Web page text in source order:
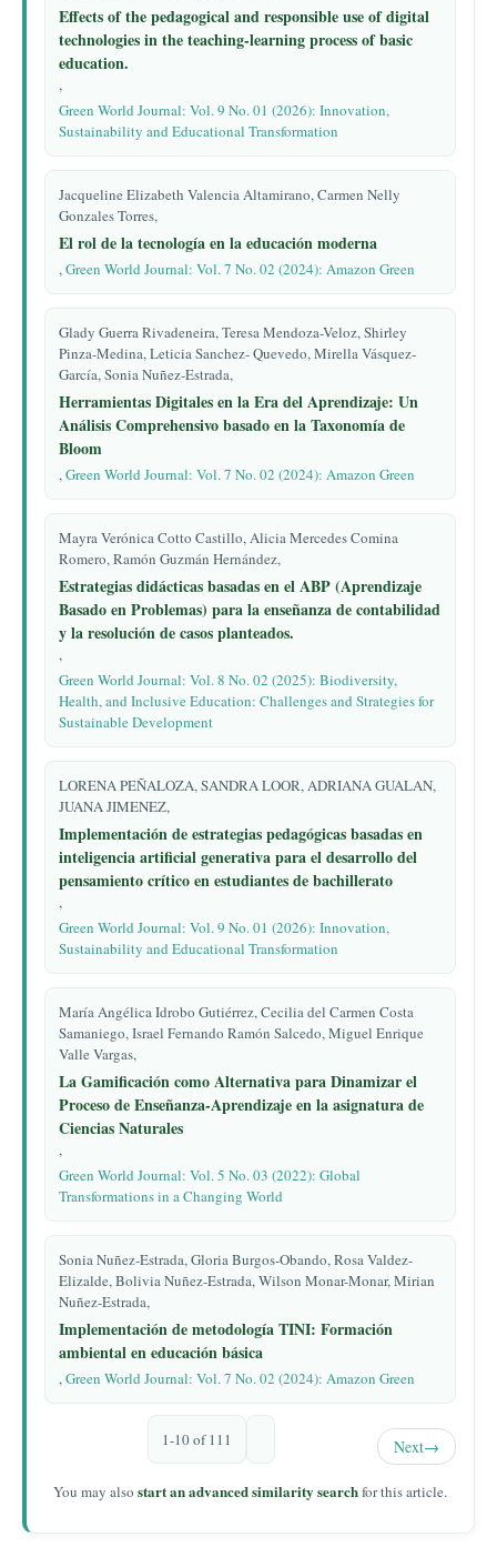
Effects of the pedagogical and responsible use of digital
technologies in the teaching-learning process of basic
education.
,
Green World Journal: Vol. 9 No. 01 (2026): Innovation,
Sustainability and Educational Transformation
Jacqueline Elizabeth Valencia Altamirano, Carmen Nelly
Gonzales Torres,
El rol de la tecnología en la educación moderna
,Green World Journal: Vol. 7 No. 02 (2024): Amazon Green
Glady Guerra Rivadeneira, Teresa Mendoza-Veloz, Shirley
Pinza-Medina, Leticia Sanchez- Quevedo, Mirella Vásquez-
García, Sonia Nuñez-Estrada,
Herramientas Digitales en la Era del Aprendizaje: Un
Análisis Comprehensivo basado en la Taxonomía de
Bloom
,Green World Journal: Vol. 7 No. 02 (2024): Amazon Green
Mayra Verónica Cotto Castillo, Alicia Mercedes Comina
Romero, Ramón Guzmán Hernández,
Estrategias didácticas basadas en el ABP (Aprendizaje
Basado en Problemas) para la enseñanza de contabilidad
y la resolución de casos planteados.
,
Green World Journal: Vol. 8 No. 02 (2025): Biodiversity,
Health, and Inclusive Education: Challenges and Strategies for
Sustainable Development
LORENA PEÑALOZA, SANDRA LOOR, ADRIANA GUALAN,
JUANA JIMENEZ,
Implementación de estrategias pedagógicas basadas en
inteligencia artificial generativa para el desarrollo del
pensamiento crítico en estudiantes de bachillerato
,
Green World Journal: Vol. 9 No. 01 (2026): Innovation,
Sustainability and Educational Transformation
María Angélica Idrobo Gutiérrez, Cecilia del Carmen Costa
Samaniego, Israel Fernando Ramón Salcedo, Miguel Enrique
Valle Vargas,
La Gamificación como Alternativa para Dinamizar el
Proceso de Enseñanza-Aprendizaje en la asignatura de
Ciencias Naturales
,
Green World Journal: Vol. 5 No. 03 (2022): Global
Transformations in a Changing World
Sonia Nuñez-Estrada, Gloria Burgos-Obando, Rosa Valdez-
Elizalde, Bolivia Nuñez-Estrada, Wilson Monar-Monar, Mirian
Nuñez-Estrada,
Implementación de metodología TINI: Formación
ambiental en educación básica
,Green World Journal: Vol. 7 No. 02 (2024): Amazon Green
1-10 of 111 Next→
You may also start an advanced similarity searchfor this article.